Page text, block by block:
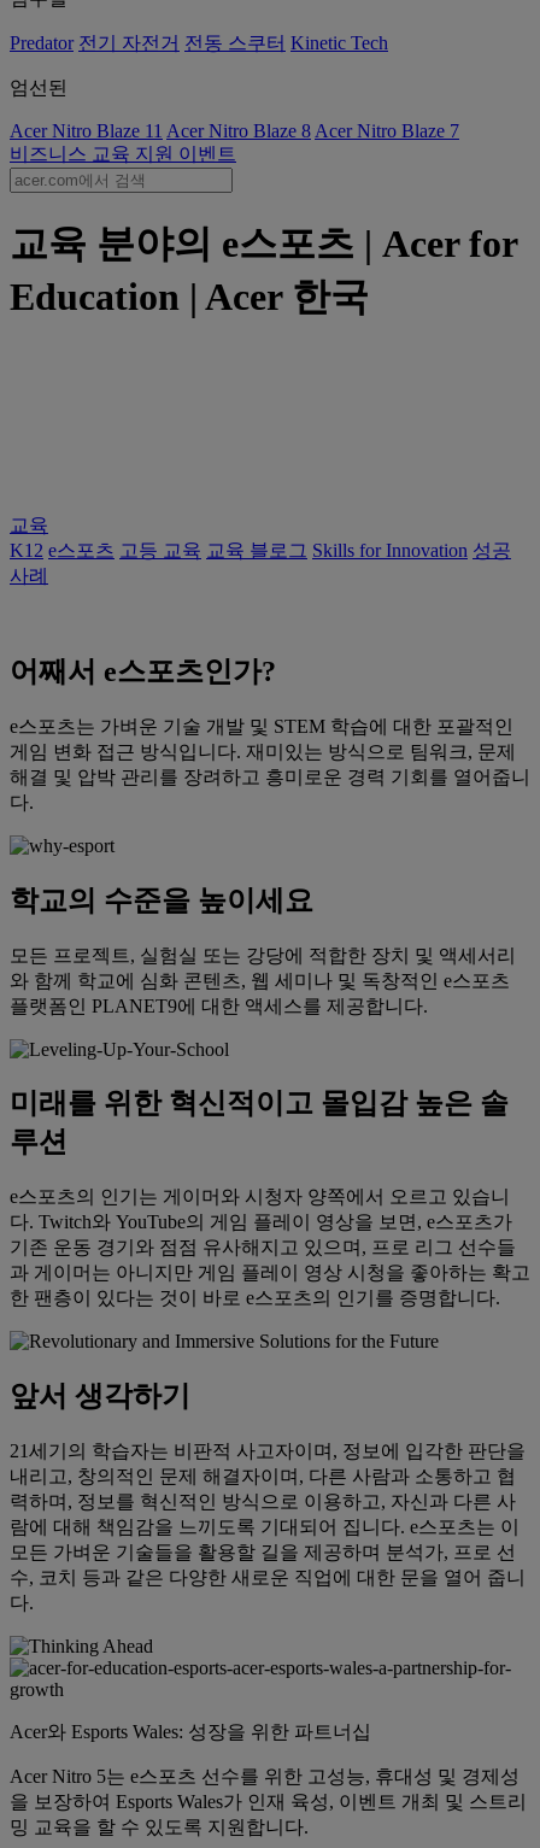
Predator 전기 자전거 전동 스쿠터 Kinetic Tech
엄선된
Acer Nitro Blaze 11 Acer Nitro Blaze 8 Acer Nitro Blaze 7
비즈니스 교육 지원 이벤트
교육 분야의 e스포츠 | Acer for
Education | Acer 한국
교육
K12 e스포츠 고등 교육 교육 블로그 Skills for Innovation 성공
사례
어째서 e스포츠인가?
e스포츠는 가벼운 기술 개발 및 STEM 학습에 대한 포괄적인
게임 변화 접근 방식입니다. 재미있는 방식으로 팀워크, 문제
해결 및 압박 관리를 장려하고 흥미로운 경력 기회를 열어줍니
다.
학교의 수준을 높이세요
모든 프로젝트, 실험실 또는 강당에 적합한 장치 및 액세서리
와 함께 학교에 심화 콘텐츠, 웹 세미나 및 독창적인 e스포츠
플랫폼인 PLANET9에 대한 액세스를 제공합니다.
미래를 위한 혁신적이고 몰입감 높은 솔
루션
e스포츠의 인기는 게이머와 시청자 양쪽에서 오르고 있습니
다. Twitch와 YouTube의 게임 플레이 영상을 보면, e스포츠가
기존 운동 경기와 점점 유사해지고 있으며, 프로 리그 선수들
과 게이머는 아니지만 게임 플레이 영상 시청을 좋아하는 확고
한 팬층이 있다는 것이 바로 e스포츠의 인기를 증명합니다.
앞서 생각하기
21세기의 학습자는 비판적 사고자이며, 정보에 입각한 판단을
내리고, 창의적인 문제 해결자이며, 다른 사람과 소통하고 협
력하며, 정보를 혁신적인 방식으로 이용하고, 자신과 다른 사
람에 대해 책임감을 느끼도록 기대되어 집니다. e스포츠는 이
모든 가벼운 기술들을 활용할 길을 제공하며 분석가, 프로 선
수, 코치 등과 같은 다양한 새로운 직업에 대한 문을 열어 줍니
다.
Acer와 Esports Wales: 성장을 위한 파트너십
Acer Nitro 5는 e스포츠 선수를 위한 고성능, 휴대성 및 경제성
을 보장하여 Esports Wales가 인재 육성, 이벤트 개최 및 스트리
밍 교육을 할 수 있도록 지원합니다.